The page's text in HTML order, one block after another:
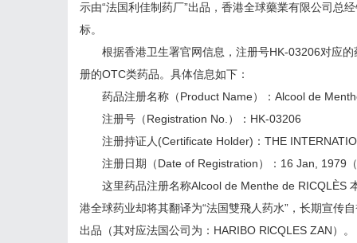
示由“法国利佳制药厂”出品，香港全球藥業有限公司总
标。
根据香港卫生署官网信息，注册号HK-03206对应的
册的OTC类药品。具体信息如下：
药品注册名称（Product Name）：Alcool de
注册号（Registration No.）：HK-03206
注册持证人(Certificate Holder)：THE
注册日期（Date of Registration）：16 Jan, 1979
这里药品注册名称Alcool de Menthe de RICQLÈS
港全球药业却将其翻译为“法国雙飛人药水”，长期宣传
出品（其对应法国公司为：HARIBO RlCQLES ZAN）。